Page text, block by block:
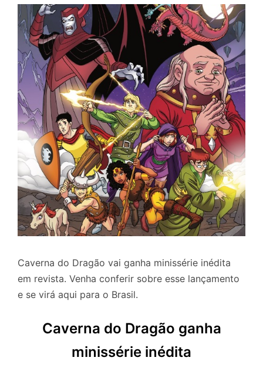
Caverna do Dragão vai ganha minissérie inédita
em revista. Venha conferir sobre esse lançamento
e se virá aqui para o Brasil.
Caverna do Dragão ganha
minissérie inédita